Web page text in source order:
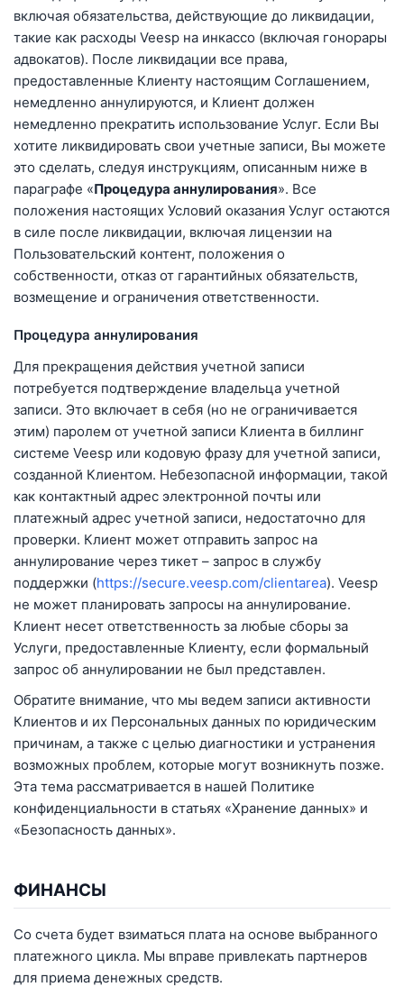
включая обязательства, действующие до ликвидации,
такие как расходы Veesp на инкассо (включая гонорары
адвокатов). После ликвидации все права,
предоставленные Клиенту настоящим Соглашением,
немедленно аннулируются, и Клиент должен
немедленно прекратить использование Услуг. Если Вы
хотите ликвидировать свои учетные записи, Вы можете
это сделать, следуя инструкциям, описанным ниже в
параграфе «Процедура аннулирования». Все
положения настоящих Условий оказания Услуг остаются
в силе после ликвидации, включая лицензии на
Пользовательский контент, положения о
собственности, отказ от гарантийных обязательств,
возмещение и ограничения ответственности.
Процедура аннулирования
Для прекращения действия учетной записи
потребуется подтверждение владельца учетной
записи. Это включает в себя (но не ограничивается
этим) паролем от учетной записи Клиента в биллинг
системе Veesp или кодовую фразу для учетной записи,
созданной Клиентом. Небезопасной информации, такой
как контактный адрес электронной почты или
платежный адрес учетной записи, недостаточно для
проверки. Клиент может отправить запрос на
аннулирование через тикет – запрос в службу
поддержки (https://secure.veesp.com/clientarea). Veesp
не может планировать запросы на аннулирование.
Клиент несет ответственность за любые сборы за
Услуги, предоставленные Клиенту, если формальный
запрос об аннулировании не был представлен.
Обратите внимание, что мы ведем записи активности
Клиентов и их Персональных данных по юридическим
причинам, а также с целью диагностики и устранения
возможных проблем, которые могут возникнуть позже.
Эта тема рассматривается в нашей Политике
конфиденциальности в статьях «Хранение данных» и
«Безопасность данных».
ФИНАНСЫ
Со счета будет взиматься плата на основе выбранного
платежного цикла. Мы вправе привлекать партнеров
для приема денежных средств.